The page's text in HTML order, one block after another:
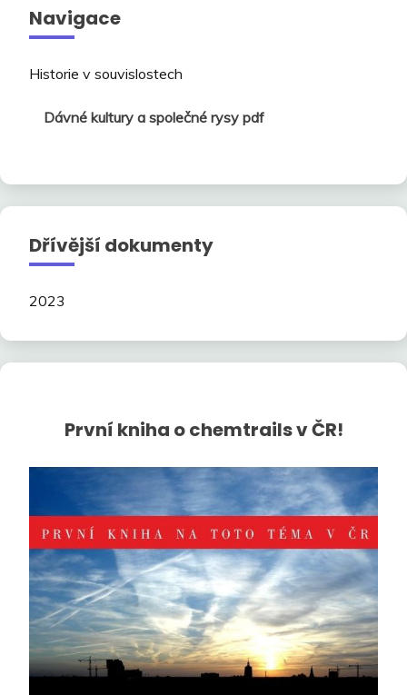
Navigace
Historie v souvislostech
Dávné kultury a společné rysy pdf
Dřívější dokumenty
2023
První kniha o chemtrails v ČR!